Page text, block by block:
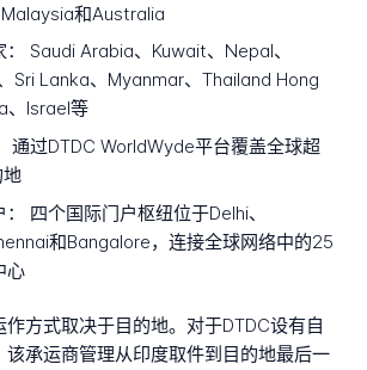
和Australia
Saudi Arabia、Kuwait、Nepal、
Sri Lanka、Myanmar、Thailand Hong
、Israel等
通过DTDC WorldWyde平台覆盖全球超
四个国际门户枢纽位于Delhi、
和Bangalore，连接全球网络中的25
心
作方式取决于目的地。对于DTDC设有自
该承运商管理从印度取件到目的地最后一